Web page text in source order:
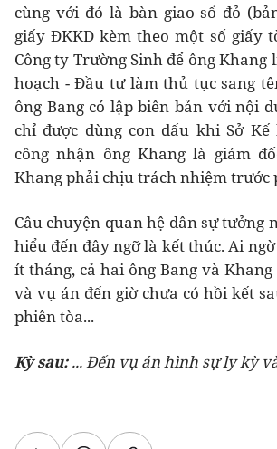
cùng với đó là bàn giao sổ đỏ
giấy ĐKKD kèm theo một số giấy
Công ty Trường Sinh để ông Khang
hoạch - Đầu tư làm thủ tục sang
ông Bang có lập biên bản với nội
chỉ được dùng con dấu khi Sở
công nhận ông Khang là giám
Khang phải chịu trách nhiệm trước
Câu chuyện quan hệ dân sự tưởng
hiểu đến đây ngỡ là kết thúc. Ai
ít tháng, cả hai ông Bang và
và vụ án đến giờ chưa có hồi kết
phiên tòa...
Kỳ sau:... Đến vụ án hình sự ly kỳ